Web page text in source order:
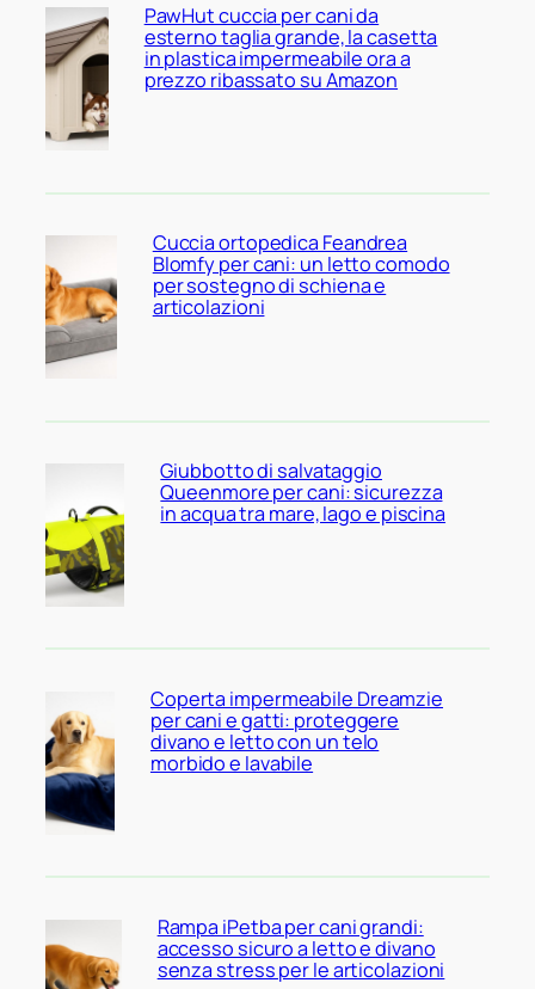
PawHut cuccia per cani da
esterno taglia grande, la casetta
in plastica impermeabile ora a
prezzo ribassato su Amazon
Cuccia ortopedica Feandrea
Blomfy per cani: un letto comodo
per sostegno di schiena e
articolazioni
Giubbotto di salvataggio
Queenmore per cani: sicurezza
in acqua tra mare, lago e piscina
Coperta impermeabile Dreamzie
per cani e gatti: proteggere
divano e letto con un telo
morbido e lavabile
Rampa iPetba per cani grandi:
accesso sicuro a letto e divano
senza stress per le articolazioni